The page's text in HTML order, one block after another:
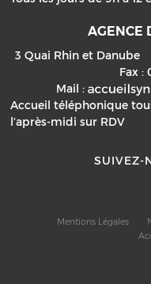
AGENCE
3 Quai Rhin et Danube
Fax :
Mail :
Accueil téléphonique
l’après-midi sur RDV
SUIVEZ-
Mentions Légales